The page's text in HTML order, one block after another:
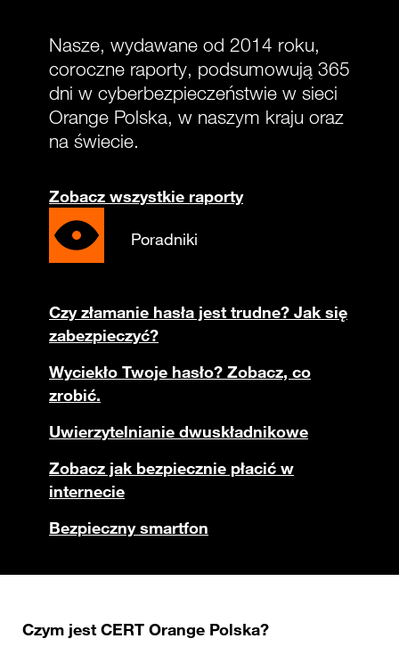
Nasze, wydawane od 2014 roku,
coroczne raporty, podsumowują 365
dni w cyberbezpieczeństwie w sieci
Orange Polska, w naszym kraju oraz
na świecie.
Zobacz wszystkie raporty
Poradniki
Czy złamanie hasła jest trudne? Jak się
zabezpieczyć?
Wyciekło Twoje hasło? Zobacz, co
zrobić.
Uwierzytelnianie dwuskładnikowe
Zobacz jak bezpiecznie płacić w
internecie
Bezpieczny smartfon
Czym jest CERT Orange Polska?